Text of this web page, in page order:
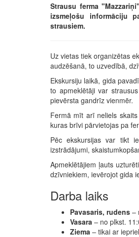
Strausu ferma
izsmeļošu informāciju
strausiem.
Uz vietas tiek organizētas
audzēšanā, to uzvedībā,
Ekskursiju laikā, gida
to apmeklētāji var
pievērsta gandrīz vienmēr.
Fermā mīt arī neliels
kuras brīvi pārvietojas pa
Pēc ekskursijas var tikt
izstrādājumi,
Apmeklētājiem ļauts
dzīvniekiem, ievērojot gida
Darba laiks
Pavasaris, rudens –
Vasara – no plkst.
Ziema – tikai ar